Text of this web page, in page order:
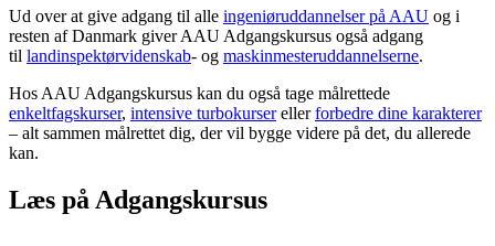
Ud over at give adgang til alle ingeniøruddannelser på AAU og i
resten af Danmark giver AAU Adgangskursus også adgang
til landinspektørvidenskab- og maskinmesteruddannelserne.
Hos AAU Adgangskursus kan du også tage målrettede
enkeltfagskurser, intensive turbokurserellerforbedre dine karakterer
– alt sammen målrettet dig, der vil bygge videre på det, du allerede
kan.
Læs på Adgangskursus